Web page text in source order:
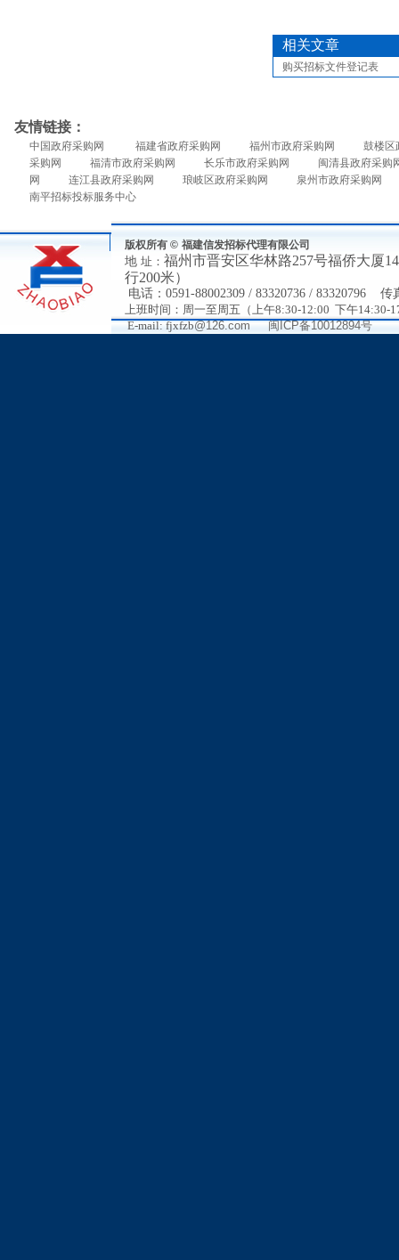
相关文章
购买招标文件登记表
友情链接：
中国政府采购网 福建省政府采购网 福州市政府采购网
鼓楼区
采购网
福清市政府采购网 长乐市政府采购网
闽清县政府采购
网
连江县政府采购网 琅岐区政府采购网
泉州市政府采购网
南平招标投标服务中心
版权所有 © 福建信发招标代理有限公司
地 址： 福州市晋安区华林路257号福侨大厦
行200米）
电话： 0591-88002309 / 83320736 / 83320796 传
上班时间：周一至周五（上午8:30-12:00 下午14:30-
E-mail: fjxfzb@126.com 闽ICP备10012894号